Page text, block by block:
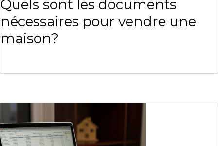
Quels sont les documents
nécessaires pour vendre une
maison?